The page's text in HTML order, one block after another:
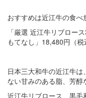
おすすめは近江牛の食べ
「厳選 近江牛リブロー
もてなし」18,480円（税
日本三大和牛の近江牛
ない甘みのある脂、芳醇
近江牛リブロース、黒